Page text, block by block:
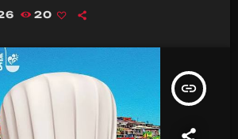
20
insert_link